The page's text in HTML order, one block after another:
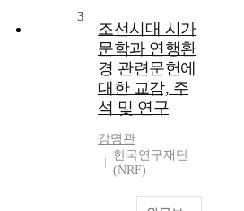
3
조선시대 시가
문학과 연행환
경 관련문헌에
대한 교감, 주
석 및 연구
강명관
한국연구재단
(NRF)